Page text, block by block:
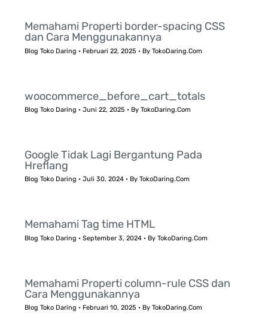
Memahami Properti border-spacing CSS
dan Cara Menggunakannya
Blog Toko Daring • Februari 22, 2025 • ByTokoDaring.Com
woocommerce_before_cart_totals
Blog Toko Daring •Juni 22, 2025 • ByTokoDaring.Com
Google Tidak Lagi Bergantung Pada
Hreflang
Blog Toko Daring •Juli 30, 2024 • ByTokoDaring.Com
Memahami Tag time HTML
Blog Toko Daring •September 3, 2024 • ByTokoDaring.Com
Memahami Properti column-rule CSS dan
Cara Menggunakannya
Blog Toko Daring • Februari 10, 2025 • ByTokoDaring.Com